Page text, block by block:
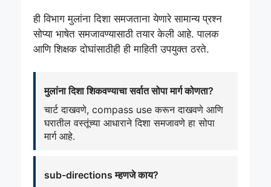
ही विभाग मुलांना दिशा समजताना येणारे सामान्य प्रश्न
सोप्या भाषेत समजावण्यासाठी तयार केली आहे. पालक
आणि शिक्षक दोघांसाठीही ही माहिती उपयुक्त ठरते.
मुलांना दिशा शिकवण्याचा सर्वात सोपा मार्ग कोणता?
चार्ट दाखवणे, compass use करून दाखवणे आणि
घरातील वस्तूंच्या आधाराने दिशा समजावणे हा सोपा
मार्ग आहे.
sub-directions म्हणजे काय?